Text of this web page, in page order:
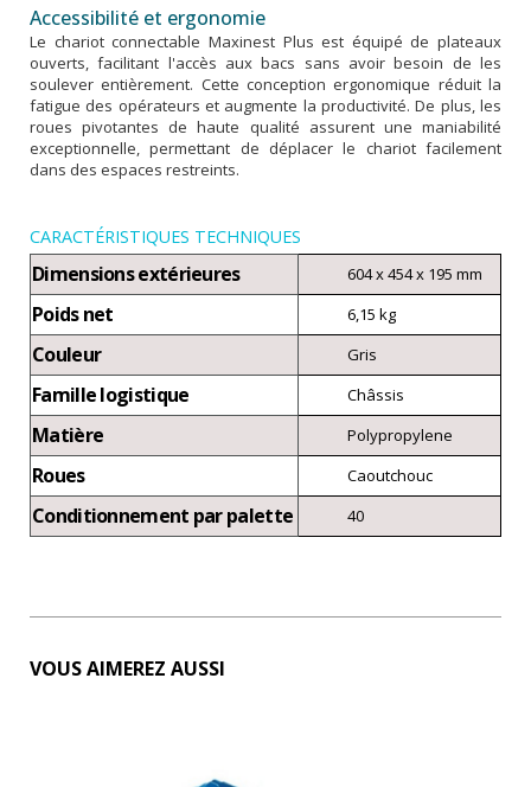
Accessibilité et ergonomie
Le chariot connectable Maxinest Plus est équipé de plateaux
ouverts, facilitant l'accès aux bacs sans avoir besoin de les
soulever entièrement. Cette conception ergonomique réduit la
fatigue des opérateurs et augmente la productivité. De plus, les
roues pivotantes de haute qualité assurent une maniabilité
exceptionnelle, permettant de déplacer le chariot facilement
dans des espaces restreints.
CARACTÉRISTIQUES TECHNIQUES
Dimensions extérieures 604 x 454 x 195 mm
Poids net 6,15 kg
Couleur Gris
Famille logistique Châssis
Matière Polypropylene
Roues Caoutchouc
Conditionnement par palette 40
VOUS AIMEREZ AUSSI